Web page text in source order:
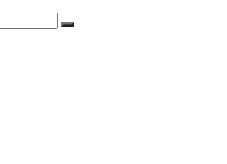
Search